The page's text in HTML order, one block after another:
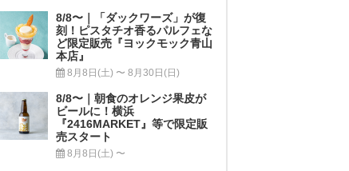
8/8〜｜「ダックワーズ」が復
刻！ピスタチオ香るパルフェな
ど限定販売『ヨックモック青山
本店』
8月8日(土) 〜 8月30日(日)
8/8〜｜朝食のオレンジ果皮が
ビールに！横浜
『2416MARKET』等で限定販
売スタート
8月8日(土) 〜